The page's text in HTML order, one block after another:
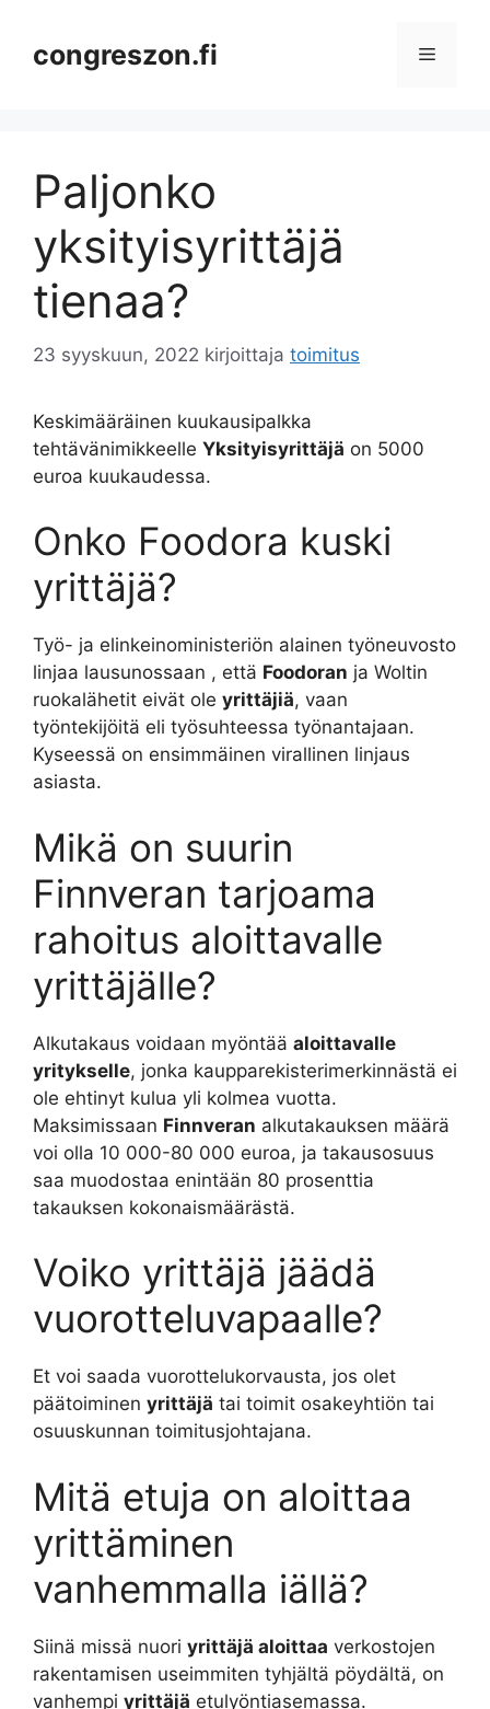
congreszon.fi Valikko
Paljonko
yksityisyrittäjä
tienaa?
23 syyskuun, 2022 kirjoittaja toimitus
Keskimääräinen kuukausipalkka
tehtävänimikkeelle Yksityisyrittäjä on 5000
euroa kuukaudessa.
Onko Foodora kuski
yrittäjä?
Työ- ja elinkeinoministeriön alainen työneuvosto
linjaa lausunossaan , että Foodoran ja Woltin
ruokalähetit eivät ole yrittäjiä, vaan
työntekijöitä eli työsuhteessa työnantajaan.
Kyseessä on ensimmäinen virallinen linjaus
asiasta.
Mikä on suurin
Finnveran tarjoama
rahoitus aloittavalle
yrittäjälle?
Alkutakaus voidaan myöntää aloittavalle
yritykselle, jonka kaupparekisterimerkinnästä ei
ole ehtinyt kulua yli kolmea vuotta.
Maksimissaan Finnveran alkutakauksen määrä
voi olla 10 000-80 000 euroa, ja takausosuus
saa muodostaa enintään 80 prosenttia
takauksen kokonaismäärästä.
Voiko yrittäjä jäädä
vuorotteluvapaalle?
Et voi saada vuorottelukorvausta, jos olet
päätoiminen yrittäjä tai toimit osakeyhtiön tai
osuuskunnan toimitusjohtajana.
Mitä etuja on aloittaa
yrittäminen
vanhemmalla iällä?
Siinä missä nuori yrittäjä aloittaa verkostojen
rakentamisen useimmiten tyhjältä pöydältä, on
vanhempi yrittäjä etulyöntiasemassa.